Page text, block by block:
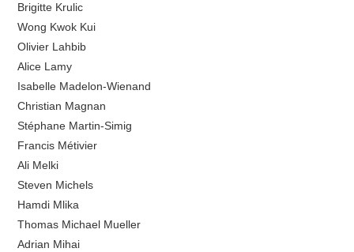
Brigitte Krulic
Wong Kwok Kui
Olivier Lahbib
Alice Lamy
Isabelle Madelon-Wienand
Christian Magnan
Stéphane Martin-Simig
Francis Métivier
Ali Melki
Steven Michels
Hamdi Mlika
Thomas Michael Mueller
Adrian Mihai